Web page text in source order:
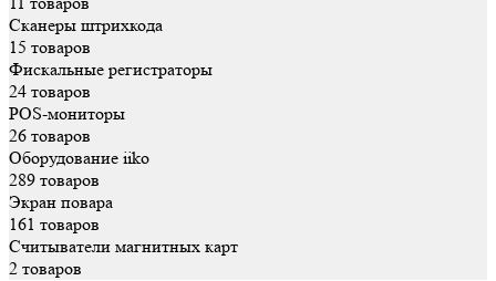
Сканеры штрихкода
15 товаров
Фискальные регистраторы
24 товаров
POS-мониторы
26 товаров
Оборудование iiko
289 товаров
Экран повара
161 товаров
Считыватели магнитных карт
2 товаров